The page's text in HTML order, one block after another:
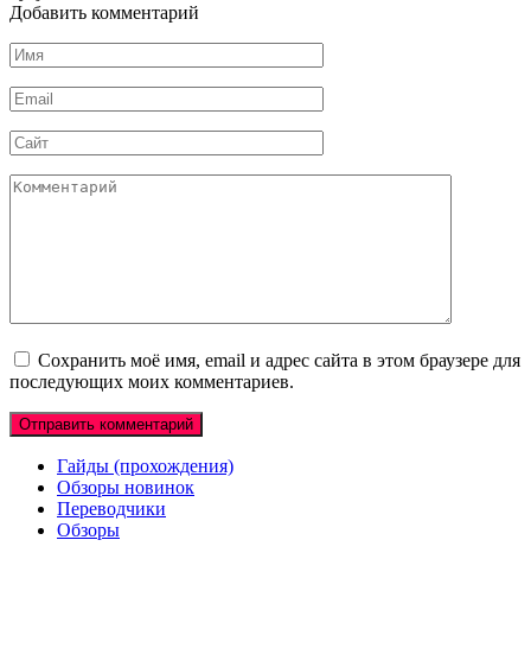
Добавить комментарий
Имя
*
Email
*
Сайт
Комментарий
Сохранить моё имя, email и адрес сайта в этом браузере для
последующих моих комментариев.
Гайды (прохождения)
Обзоры новинок
Переводчики
Обзоры